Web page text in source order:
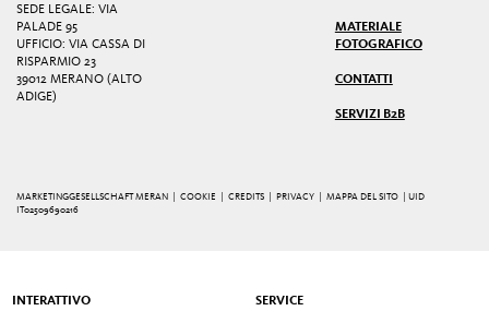
SEDE LEGALE: VIA
PALADE 95
UFFICIO: VIA CASSA DI
RISPARMIO 23
39012 MERANO (ALTO
ADIGE)
MATERIALE
FOTOGRAFICO
CONTATTI
SERVIZI B2B
MARKETINGGESELLSCHAFT MERAN | COOKIE |CREDITS PRIVACY |MAPPA DEL SITO
| UID
IT02509690216
INTERATTIVO SERVICE